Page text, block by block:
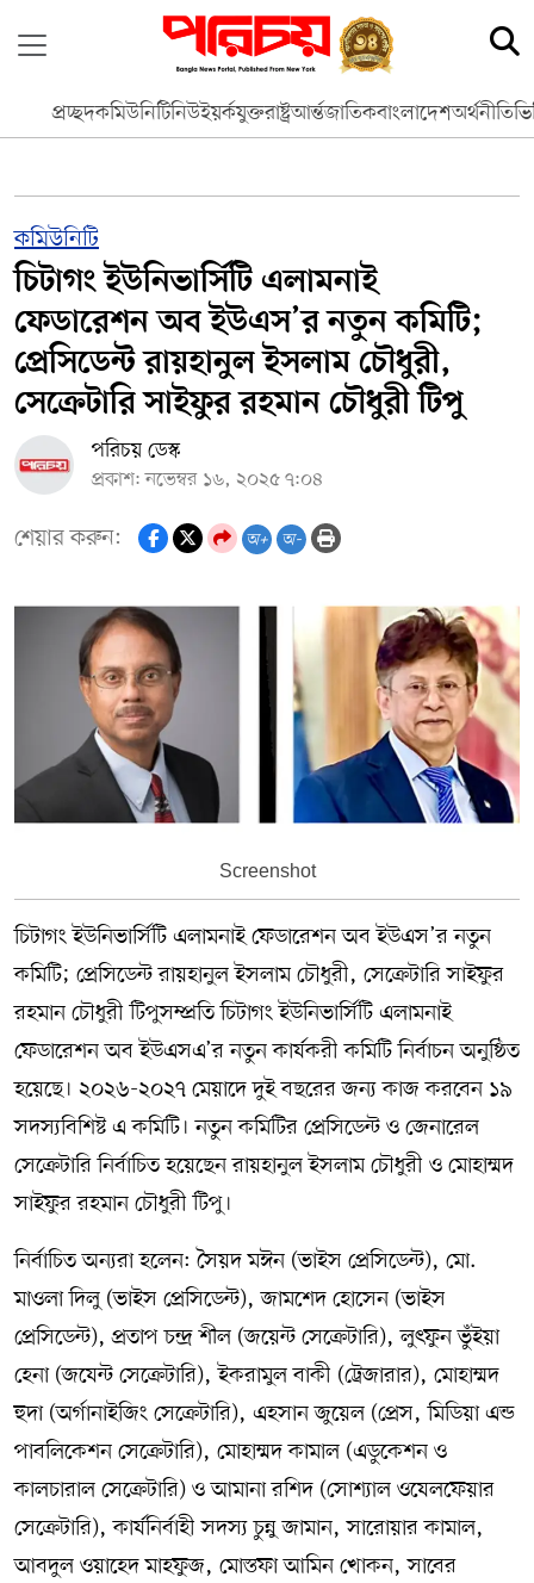
প্রচ্ছদকমিউনিটিনিউইয়র্কযুক্তরাষ্ট্রআর্ন্তজাতিকবাংলাদেশঅর্থনীতি
কমিউনিটি
চিটাগং ইউনিভার্সিটি এলামনাই
ফেডারেশন অব ইউএস’র নতুন কমিটি;
প্রেসিডেন্ট রায়হানুল ইসলাম চৌধুরী,
সেক্রেটারি সাইফুর রহমান চৌধুরী টিপু
পরিচয় ডেস্ক
প্রকাশ: নভেম্বর ১৬, ২০২৫ ৭:০৪
শেয়ার করুন: অ+ অ-
Screenshot
চিটাগং ইউনিভার্সিটি এলামনাই ফেডারেশন অব ইউএস’র নতুন
কমিটি; প্রেসিডেন্ট রায়হানুল ইসলাম চৌধুরী, সেক্রেটারি সাইফুর
রহমান চৌধুরী টিপুসম্প্রতি চিটাগং ইউনিভার্সিটি এলামনাই
ফেডারেশন অব ইউএসএ’র নতুন কার্যকরী কমিটি নির্বাচন অনুষ্ঠিত
হয়েছে। ২০২৬-২০২৭ মেয়াদে দুই বছরের জন্য কাজ করবেন ১৯
সদস্যবিশিষ্ট এ কমিটি। নতুন কমিটির প্রেসিডেন্ট ও জেনারেল
সেক্রেটারি নির্বাচিত হয়েছেন রায়হানুল ইসলাম চৌধুরী ও মোহাম্মদ
সাইফুর রহমান চৌধুরী টিপু।
নির্বাচিত অন্যরা হলেন: সৈয়দ মঈন (ভাইস প্রেসিডেন্ট), মো.
মাওলা দিলু (ভাইস প্রেসিডেন্ট), জামশেদ হোসেন (ভাইস
প্রেসিডেন্ট), প্রতাপ চন্দ্র শীল (জয়েন্ট সেক্রেটারি), লুৎফুন ভুঁইয়া
হেনা (জযেন্ট সেক্রেটারি), ইকরামুল বাকী (ট্রেজারার), মোহাম্মদ
হুদা (অর্গানাইজিং সেক্রেটারি), এহসান জুয়েল (প্রেস, মিডিয়া এন্ড
পাবলিকেশন সেক্রেটারি), মোহাম্মদ কামাল (এডুকেশন ও
কালচারাল সেক্রেটারি) ও আমানা রশিদ (সোশ্যাল ওযেলফেয়ার
সেক্রেটারি), কার্যনির্বাহী সদস্য চুন্নু জামান, সারোয়ার কামাল,
আবদুল ওয়াহেদ মাহফুজ, মোস্তফা আমিন খোকন, সাবের